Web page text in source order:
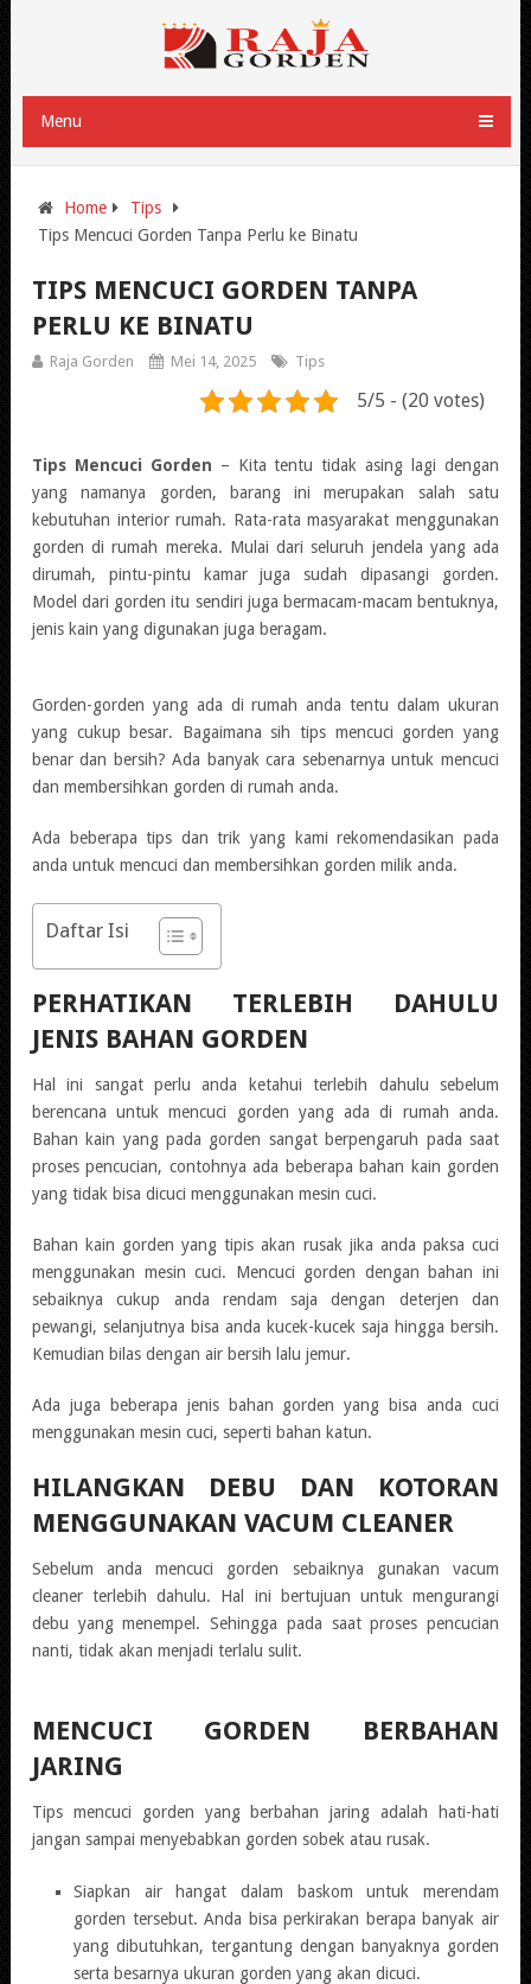
Menu
Home
Tips
Tips Mencuci Gorden Tanpa Perlu ke Binatu
TIPS MENCUCI GORDEN TANPA
PERLU KE BINATU
Raja Gorden Mei 14, 2025 Tips
5/5 - (20 votes)
Tips Mencuci Gorden – Kita tentu tidak asing lagi dengan
yang namanya gorden, barang ini merupakan salah satu
kebutuhan interior rumah. Rata-rata masyarakat menggunakan
gorden di rumah mereka. Mulai dari seluruh jendela yang ada
dirumah, pintu-pintu kamar juga sudah dipasangi gorden.
Model dari gorden itu sendiri juga bermacam-macam bentuknya,
jenis kain yang digunakan juga beragam.
Gorden-gorden yang ada di rumah anda tentu dalam ukuran
yang cukup besar. Bagaimana sih tips mencuci gorden yang
benar dan bersih? Ada banyak cara sebenarnya untuk mencuci
dan membersihkan gorden di rumah anda.
Ada beberapa tips dan trik yang kami rekomendasikan pada
anda untuk mencuci dan membersihkan gorden milik anda.
Daftar Isi
PERHATIKAN TERLEBIH DAHULU
JENIS BAHAN GORDEN
Hal ini sangat perlu anda ketahui terlebih dahulu sebelum
berencana untuk mencuci gorden yang ada di rumah anda.
Bahan kain yang pada gorden sangat berpengaruh pada saat
proses pencucian, contohnya ada beberapa bahan kain gorden
yang tidak bisa dicuci menggunakan mesin cuci.
Bahan kain gorden yang tipis akan rusak jika anda paksa cuci
menggunakan mesin cuci. Mencuci gorden dengan bahan ini
sebaiknya cukup anda rendam saja dengan deterjen dan
pewangi, selanjutnya bisa anda kucek-kucek saja hingga bersih.
Kemudian bilas dengan air bersih lalu jemur.
Ada juga beberapa jenis bahan gorden yang bisa anda cuci
menggunakan mesin cuci, seperti bahan katun.
HILANGKAN DEBU DAN KOTORAN
MENGGUNAKAN VACUM CLEANER
Sebelum anda mencuci gorden sebaiknya gunakan vacum
cleaner terlebih dahulu. Hal ini bertujuan untuk mengurangi
debu yang menempel. Sehingga pada saat proses pencucian
nanti, tidak akan menjadi terlalu sulit.
MENCUCI GORDEN BERBAHAN
JARING
Tips mencuci gorden yang berbahan jaring adalah hati-hati
jangan sampai menyebabkan gorden sobek atau rusak.
Siapkan air hangat dalam baskom untuk merendam
gorden tersebut. Anda bisa perkirakan berapa banyak air
yang dibutuhkan, tergantung dengan banyaknya gorden
serta besarnya ukuran gorden yang akan dicuci.